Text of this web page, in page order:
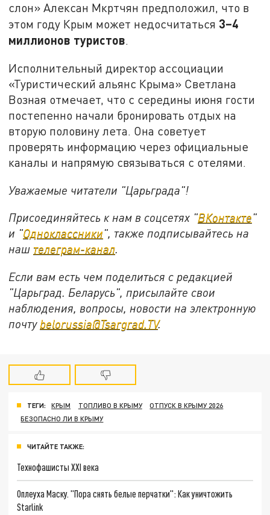
слон» Алексан Мкртчян предположил, что в
этом году Крым может недосчитаться 3–4
миллионов туристов.
Исполнительный директор ассоциации
«Туристический альянс Крыма» Светлана
Возная отмечает, что с середины июня гости
постепенно начали бронировать отдых на
вторую половину лета. Она советует
проверять информацию через официальные
каналы и напрямую связываться с отелями.
Уважаемые читатели "Царьграда"!
Присоединяйтесь к нам в соцсетях "ВКонтакте"
и "Одноклассники", также подписывайтесь на
наш телеграм-канал.
Если вам есть чем поделиться с редакцией
"Царьград. Беларусь", присылайте свои
наблюдения, вопросы, новости на электронную
почту belorussia@Tsargrad.TV.
ТЕГИ: КРЫМ ТОПЛИВО В КРЫМУ
ОТПУСК В КРЫМУ 2026
БЕЗОПАСНО ЛИ В КРЫМУ
ЧИТАЙТЕ ТАКЖЕ:
Технофашисты XXI века
Оплеуха Маску. "Пора снять белые перчатки": Как уничтожить
Starlink